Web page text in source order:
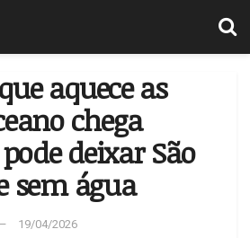
aquece as
chega
deixar São
sem água
19/04/2026